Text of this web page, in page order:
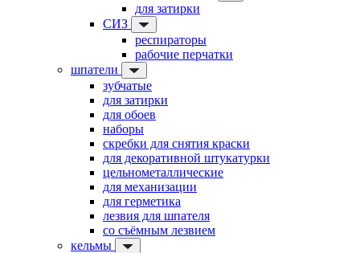
для затирки
СИЗ
респираторы
рабочие перчатки
шпатели
зубчатые
для затирки
для обоев
наборы
скребки для снятия краски
для декоративной штукатурки
цельнометаллические
для механизации
для герметика
лезвия для шпателя
со съёмным лезвием
кельмы